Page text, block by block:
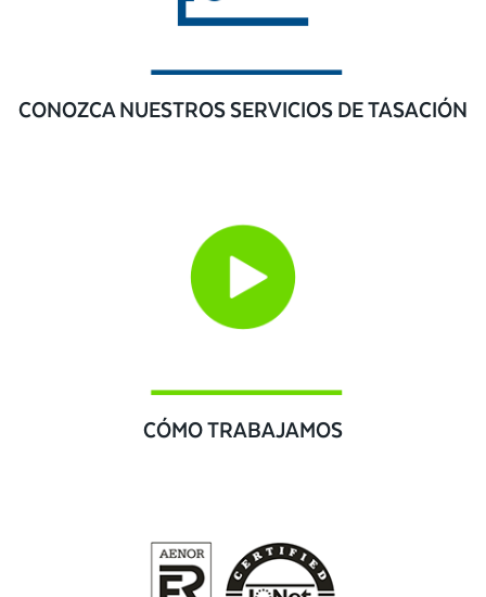
CONOZCA NUESTROS SERVICIOS DE TASACIÓN
CÓMO TRABAJAMOS